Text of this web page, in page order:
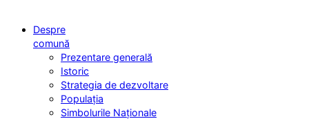
Despre
comună
Prezentare generală
Istoric
Strategia de dezvoltare
Populația
Simbolurile Naționale